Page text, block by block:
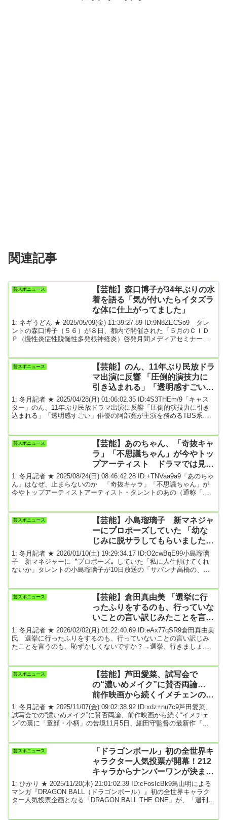
関連記事
芸スポニュース
【芸能】森口博子が34年ぶりの水
着を語る「気が付いたらイタズラ
な体に仕上がってました」
1: ネギうどん ★ 2025/05/09(金) 11:39:27.89 ID:9N8ZECSo9 タレ
ントの森口博子（５６）が８日、都内で開催された「５月のＣＩＤ
Ｐ（慢性炎症性脱髄性多発根神経炎）啓発月間メディアセミナー」
に体に多少のガタはきているようで…。「ナゾの痛み？ 朝起き
て、胃が痛いとか腰が痛いとかは説明つくんですけど、なんか痛い
っていうのとかあったり、あと疲れが抜け...
芸スポニュース
【芸能】のん、11年ぶり民放ドラ
マ出演に反響 「圧倒的演技力に
引き込まれる」「透明感すごい」
「さすがの演技」
1: 冬月記者 ★ 2025/04/28(月) 01:06:02.35 ID:4S3THEm/9「キャス
ター」のん、11年ぶり民放ドラマ出演に反響「圧倒的演技力に引き
込まれる」「透明感すごい」俳優の阿部寛が主演を務めるTBS系日
ネタバレあり＞本作は、オリジナル脚本で描かれる社会派エンター
テインメント。「世の中を動かすのは真実！」という信念を持つ進
藤壮一（阿部）が、公共放送...
芸スポニュース
【芸能】あのちゃん、「奇抜キャ
ラ」「不思議ちゃん」が今やトッ
プアーティスト ドラマでは見事
な演技 勢いはなぜ止まらないの
か
1: 冬月記者 ★ 2025/08/24(日) 08:46:42.28 ID:+TNVaa9a9「あのちゃ
ん」はなぜ、止まらないのか 「奇抜キャラ」「不思議ちゃん」が
今やトップアーティストアーティスト・タレントのあの（通称「あ
で毎日のように見かける存在となっている一方、音楽活動も一段と
本格的になっている。6月4日には2枚目のフルアルバム「BONE
芸スポニュース
【芸能】小島瑠璃子 新マネジャ
ーにプロポーズしていた 「幼な
じみに脱サラしてもらいました。
私に人生預けてくれないかと」
1: 冬月記者 ★ 2026/01/10(土) 19:29:34.17 ID:O2cwBqE99小島瑠璃
子 新マネジャーに〝プロポーズ〟していた「私に人生預けてくれ
ないか」タレントの小島瑠璃子が10日放送の「サバンナ高橋の、サ
夫が急死し、約2年半の休業を経て昨年10月から個人事務所を立ち上
げ、芸能活動を再開させた。個人事務所を立ち上げた小島は、自身
芸スポニュース
【芸能】倉田真由美 「選挙に行
ったふりをするのも、行っていな
いことの言い訳じみたことを言う
のも、恥ずかしくないですか？」
1: 冬月記者 ★ 2026/02/02(月) 01:22:40.69 ID:eAx77qSR9倉田真由美
氏 選挙に行ったふりをするのも、行っていないことの言い訳じみ
たことを言うのも、恥ずかしくないですか？→選挙、行きましょう
た？」などという会話の際、行ったふりをするのも、行っていない
ことの言い訳じみたことを言うのも、恥ずかしくないですか？選
挙、行きましょう」と投稿。別のＸで「『...
芸スポニュース
【芸能】芦田愛菜、試写会で
の“濃いめメイク”に賛否両論…
前作映画から続くイメチェンの裏
に「童顔・小柄」の苦境
1: 冬月記者 ★ 2025/11/07(金) 09:02:38.92 ID:xdz+nu7c9芦田愛菜、
試写会での“濃いめメイク”に賛否両論、前作映画から続く“イメチェ
ン”の裏に「童顔・小柄」の苦境11月5日、細田守監督の最新作『果
の公開日を間近に控えた今作は、父を殺した敵への復讐を誓う王
女・スカーレットが、“死者の国”への旅路をたどる物語だ。今回のイ
芸スポニュース
「ドラゴンボール」初の全世界キ
ャラクター人気投票が開幕！212
キャラからナンバーワンが決ま
る!!
1: ひかり ★ 2025/11/20(木) 21:01:02.39 ID:cFosIcBk9鳥山明による
マンガ『DRAGON BALL（ドラゴンボール）』初の全世界キャラク
ター人気投票企画となる「DRAGON BALL THE ONE」が、「週刊少